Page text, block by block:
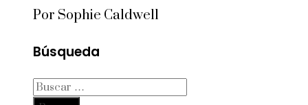
Por Sophie Caldwell
Búsqueda
Buscar: